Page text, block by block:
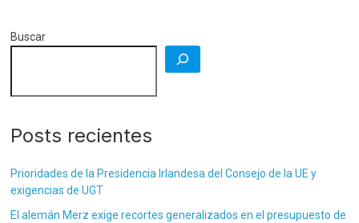
Buscar
Posts recientes
Prioridades de la Presidencia Irlandesa del Consejo de la UE y
exigencias de UGT
El alemán Merz exige recortes generalizados en el presupuesto de